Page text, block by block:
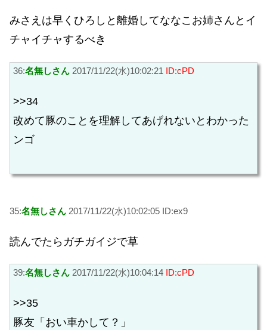
みさえは早くひろしと離婚してななこお姉さんとイ
チャイチャするべき
36:名無しさん 2017/11/22(水)10:02:21 ID:cPD
>>34
改めて豚のことを理解してあげれないとわかった
ンゴ
35:名無しさん 2017/11/22(水)10:02:05 ID:ex9
読んでたらガチガイジで草
39:名無しさん 2017/11/22(水)10:04:14 ID:cPD
>>35
豚友「おい車かして？」